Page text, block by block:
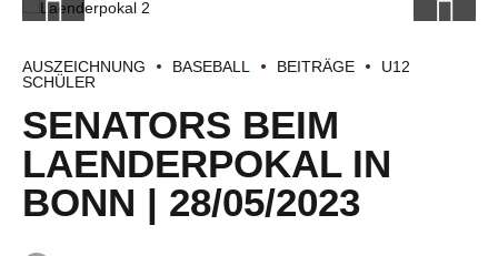
AUSZEICHNUNG BASEBALL BEITRÄGE
U12
SCHÜLER
SENATORS BEIM
LAENDERPOKAL IN
BONN | 28/05/2023